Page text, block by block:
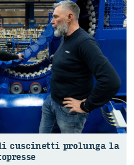
cu­sci­net­ti pro­lun­ga la